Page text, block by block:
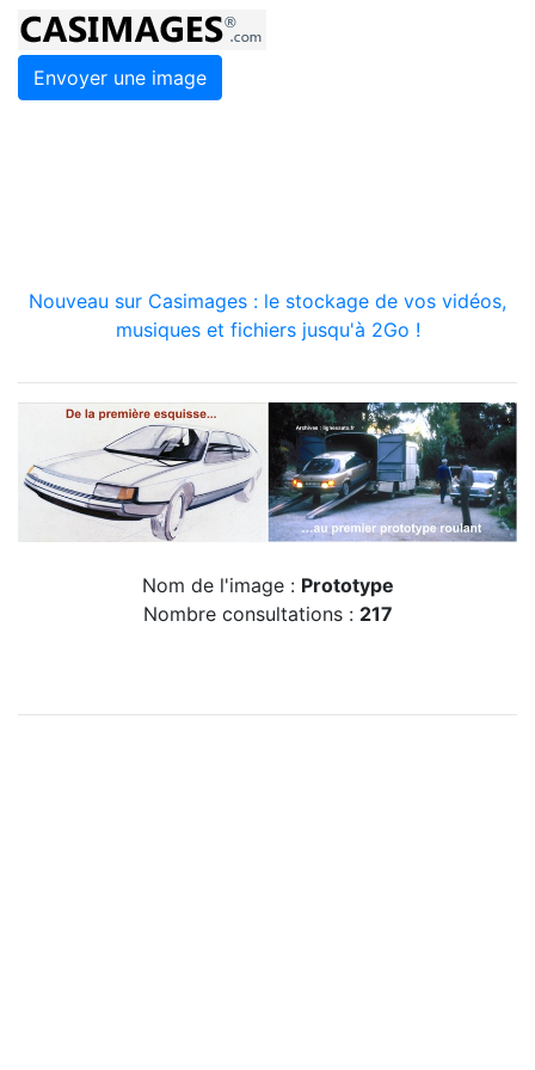
Envoyer une image
Nouveau sur Casimages : le stockage de vos vidéos,
musiques et fichiers jusqu'à 2Go !
Nom de l'image : Prototype
Nombre consultations : 217